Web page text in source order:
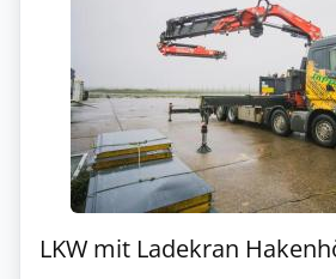
LKW mit Ladekran